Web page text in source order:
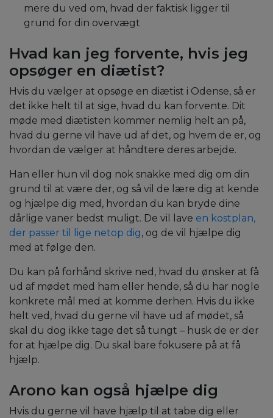
mere du ved om, hvad der faktisk ligger til
grund for din overvægt
Hvad kan jeg forvente, hvis jeg
opsøger en diætist?
Hvis du vælger at opsøge en diætist i Odense, så er
det ikke helt til at sige, hvad du kan forvente. Dit
møde med diætisten kommer nemlig helt an på,
hvad du gerne vil have ud af det, og hvem de er, og
hvordan de vælger at håndtere deres arbejde.
Han eller hun vil dog nok snakke med dig om din
grund til at være der, og så vil de lære dig at kende
og hjælpe dig med, hvordan du kan bryde dine
dårlige vaner bedst muligt. De vil lave en kostplan,
der passer til lige netop dig, og de vil hjælpe dig
med at følge den.
Du kan på forhånd skrive ned, hvad du ønsker at få
ud af mødet med ham eller hende, så du har nogle
konkrete mål med at komme derhen. Hvis du ikke
helt ved, hvad du gerne vil have ud af mødet, så
skal du dog ikke tage det så tungt – husk de er der
for at hjælpe dig. Du skal bare fokusere på at få
hjælp.
Arono kan også hjælpe dig
Hvis du gerne vil have hjælp til at tabe dig eller